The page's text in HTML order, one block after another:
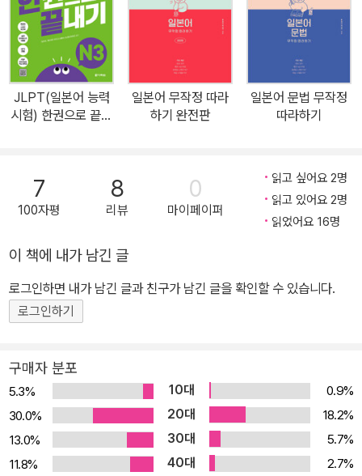
의 편의성을 높였습니다. JLPT N4에서 고득점을 받을 수 있도록 시
험 직전에 실제 시험처럼 연습해 볼 수 있는 실전모의테스트 4회분
(별책 2회분, 온라인 2회분)과 시험 직전 필수템인 스피드 체크북을
제공합니다. 다락원 홈페이지에서 온라인용 실전모의테스트(PDF)
와 단어 연습장(PDF), 청해용 음성 파일(MP3)을 다운로드하여 학
JLPT(일본어 능력
시험) 한권으로 끝내
일본어 무작정 따라
하기 완전판
일본어 문법 무작정
따라하기
7
100자평
8
리뷰
0
마이페이퍼
읽고 싶어요 2명
읽고 있어요 2명
읽었어요 16명
이 책에 내가 남긴 글
로그인하면 내가 남긴 글과 친구가 남긴 글을 확인할 수 있습니다.
로그인하기
구매자 분포
5.3% 10대
0.9%
30.0%
20대
18.2%
13.0%
30대
5.7%
11.8%
40대 2.7%